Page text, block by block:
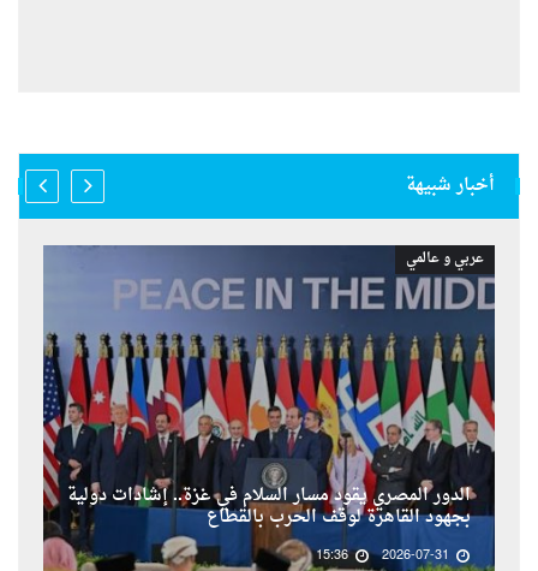
أخبار شبيهة
عربي و عالمي
الدور المصري يقود مسار السلام في غزة.. إشادات دولية
بجهود القاهرة لوقف الحرب بالقطاع
2026-07-31
15:36